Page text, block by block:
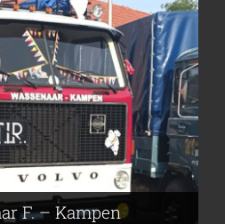
F. – Kampen
Erwin – Smilde
– Klazienaveen
– Borculo
Joop – Leek